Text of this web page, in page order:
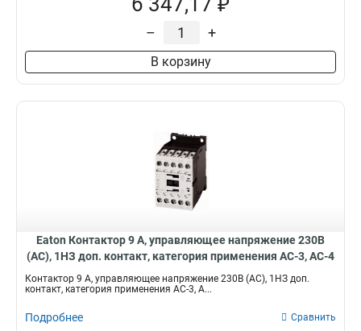
– +
В корзину
Eaton Контактор 9 А, управляющее напряжение 230В
(АС), 1НЗ доп. контакт, категория применения AC-3, AC-4
DILM9-01(230V50HZ,240V60HZ)
Контактор 9 А, управляющее напряжение 230В (АС), 1НЗ доп.
контакт, категория применения AC-3, A...
Подробнее Сравнить